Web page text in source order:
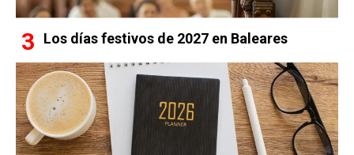
Los días festivos de 2027 en Baleares